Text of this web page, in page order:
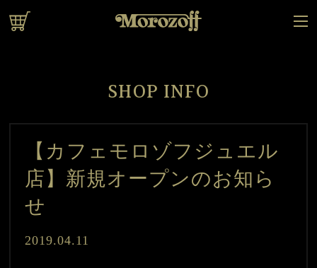
SHOP INFO
【カフェモロゾフジュエル
店】新規オープンのお知ら
せ
2019.04.11